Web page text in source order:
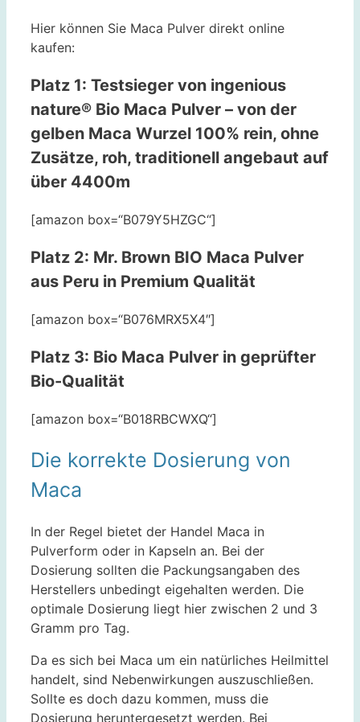
Hier können Sie Maca Pulver direkt online
kaufen:
Platz 1: Testsieger von ingenious
nature® Bio Maca Pulver – von der
gelben Maca Wurzel 100% rein, ohne
Zusätze, roh, traditionell angebaut auf
über 4400m
[amazon box=“B079Y5HZGC“]
Platz 2: Mr. Brown BIO Maca Pulver
aus Peru in Premium Qualität
[amazon box=“B076MRX5X4″]
Platz 3: Bio Maca Pulver in geprüfter
Bio-Qualität
[amazon box=“B018RBCWXQ“]
Die korrekte Dosierung von
Maca
In der Regel bietet der Handel Maca in
Pulverform oder in Kapseln an. Bei der
Dosierung sollten die Packungsangaben des
Herstellers unbedingt eigehalten werden. Die
optimale Dosierung liegt hier zwischen 2 und 3
Gramm pro Tag.
Da es sich bei Maca um ein natürliches Heilmittel
handelt, sind Nebenwirkungen auszuschließen.
Sollte es doch dazu kommen, muss die
Dosierung heruntergesetzt werden. Bei